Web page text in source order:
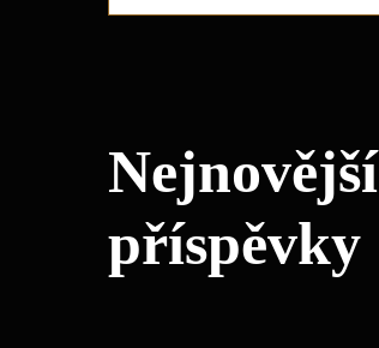
Nejnovější
příspěvky